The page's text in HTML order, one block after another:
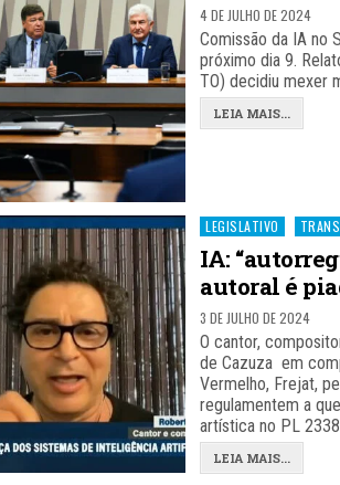
4 DE JULHO DE 2024
Comissão da IA no
próximo dia 9.
TO) decidiu mexer
LEIA MAIS...
Posted
in
LEGISLATIVO
IA:
autoral é
3 DE JULHO DE 2024
O cantor,
de Cazuza em
Vermelho, Frejat,
regulamentem a
artística no PL
LEIA MAIS...